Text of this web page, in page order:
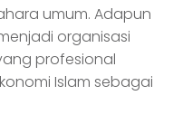
umum. Adapun
organisasi
profesional
Islam sebagai